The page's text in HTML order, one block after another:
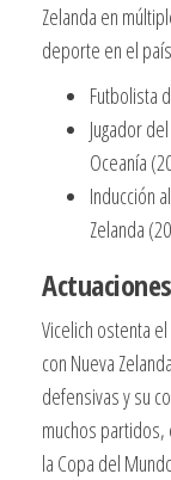
Zelanda en
deporte en el
Futbolista
Jugador
Oceanía
Inducción
Zelanda
Vicelich ostenta
con Nueva
defensivas y su
muchos
la Copa del